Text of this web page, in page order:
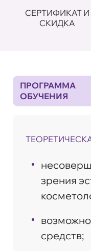
СЕРТИФИКАТ И
СКИДКА
ПРОГРАММА
ОБУЧЕНИЯ
зрения
средств;